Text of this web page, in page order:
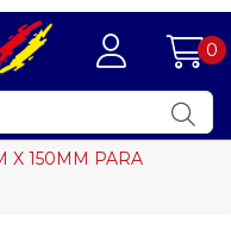
0
X 150MM PARA